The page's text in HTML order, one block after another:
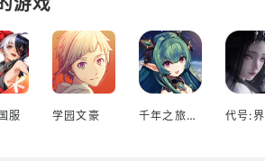
服 学园文豪 千年之旅台服 代号:界